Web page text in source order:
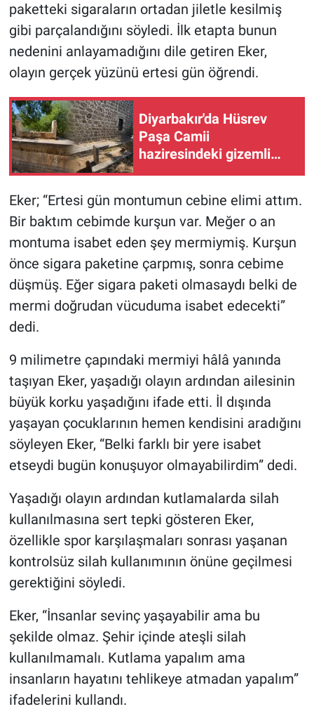
paketteki sigaraların ortadan jiletle kesilmiş
gibi parçalandığını söyledi. İlk etapta bunun
nedenini anlayamadığını dile getiren Eker,
olayın gerçek yüzünü ertesi gün öğrendi.
Diyarbakır'da Hüsrev
Paşa Camii
haziresindeki gizemli
mezar Kara Hoca'ya mı
Eker; “Ertesi gün montumun cebine elimi attım.
Bir baktım cebimde kurşun var. Meğer o an
montuma isabet eden şey mermiymiş. Kurşun
önce sigara paketine çarpmış, sonra cebime
düşmüş. Eğer sigara paketi olmasaydı belki de
mermi doğrudan vücuduma isabet edecekti”
dedi.
9 milimetre çapındaki mermiyi hâlâ yanında
taşıyan Eker, yaşadığı olayın ardından ailesinin
büyük korku yaşadığını ifade etti. İl dışında
yaşayan çocuklarının hemen kendisini aradığını
söyleyen Eker, “Belki farklı bir yere isabet
etseydi bugün konuşuyor olmayabilirdim” dedi.
Yaşadığı olayın ardından kutlamalarda silah
kullanılmasına sert tepki gösteren Eker,
özellikle spor karşılaşmaları sonrası yaşanan
kontrolsüz silah kullanımının önüne geçilmesi
gerektiğini söyledi.
Eker, “İnsanlar sevinç yaşayabilir ama bu
şekilde olmaz. Şehir içinde ateşli silah
kullanılmamalı. Kutlama yapalım ama
insanların hayatını tehlikeye atmadan yapalım”
ifadelerini kullandı.